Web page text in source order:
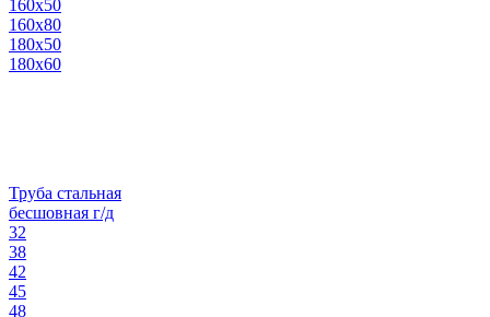
160х50
160х80
180х50
180х60
Труба стальная
бесшовная г/д
32
38
42
45
48